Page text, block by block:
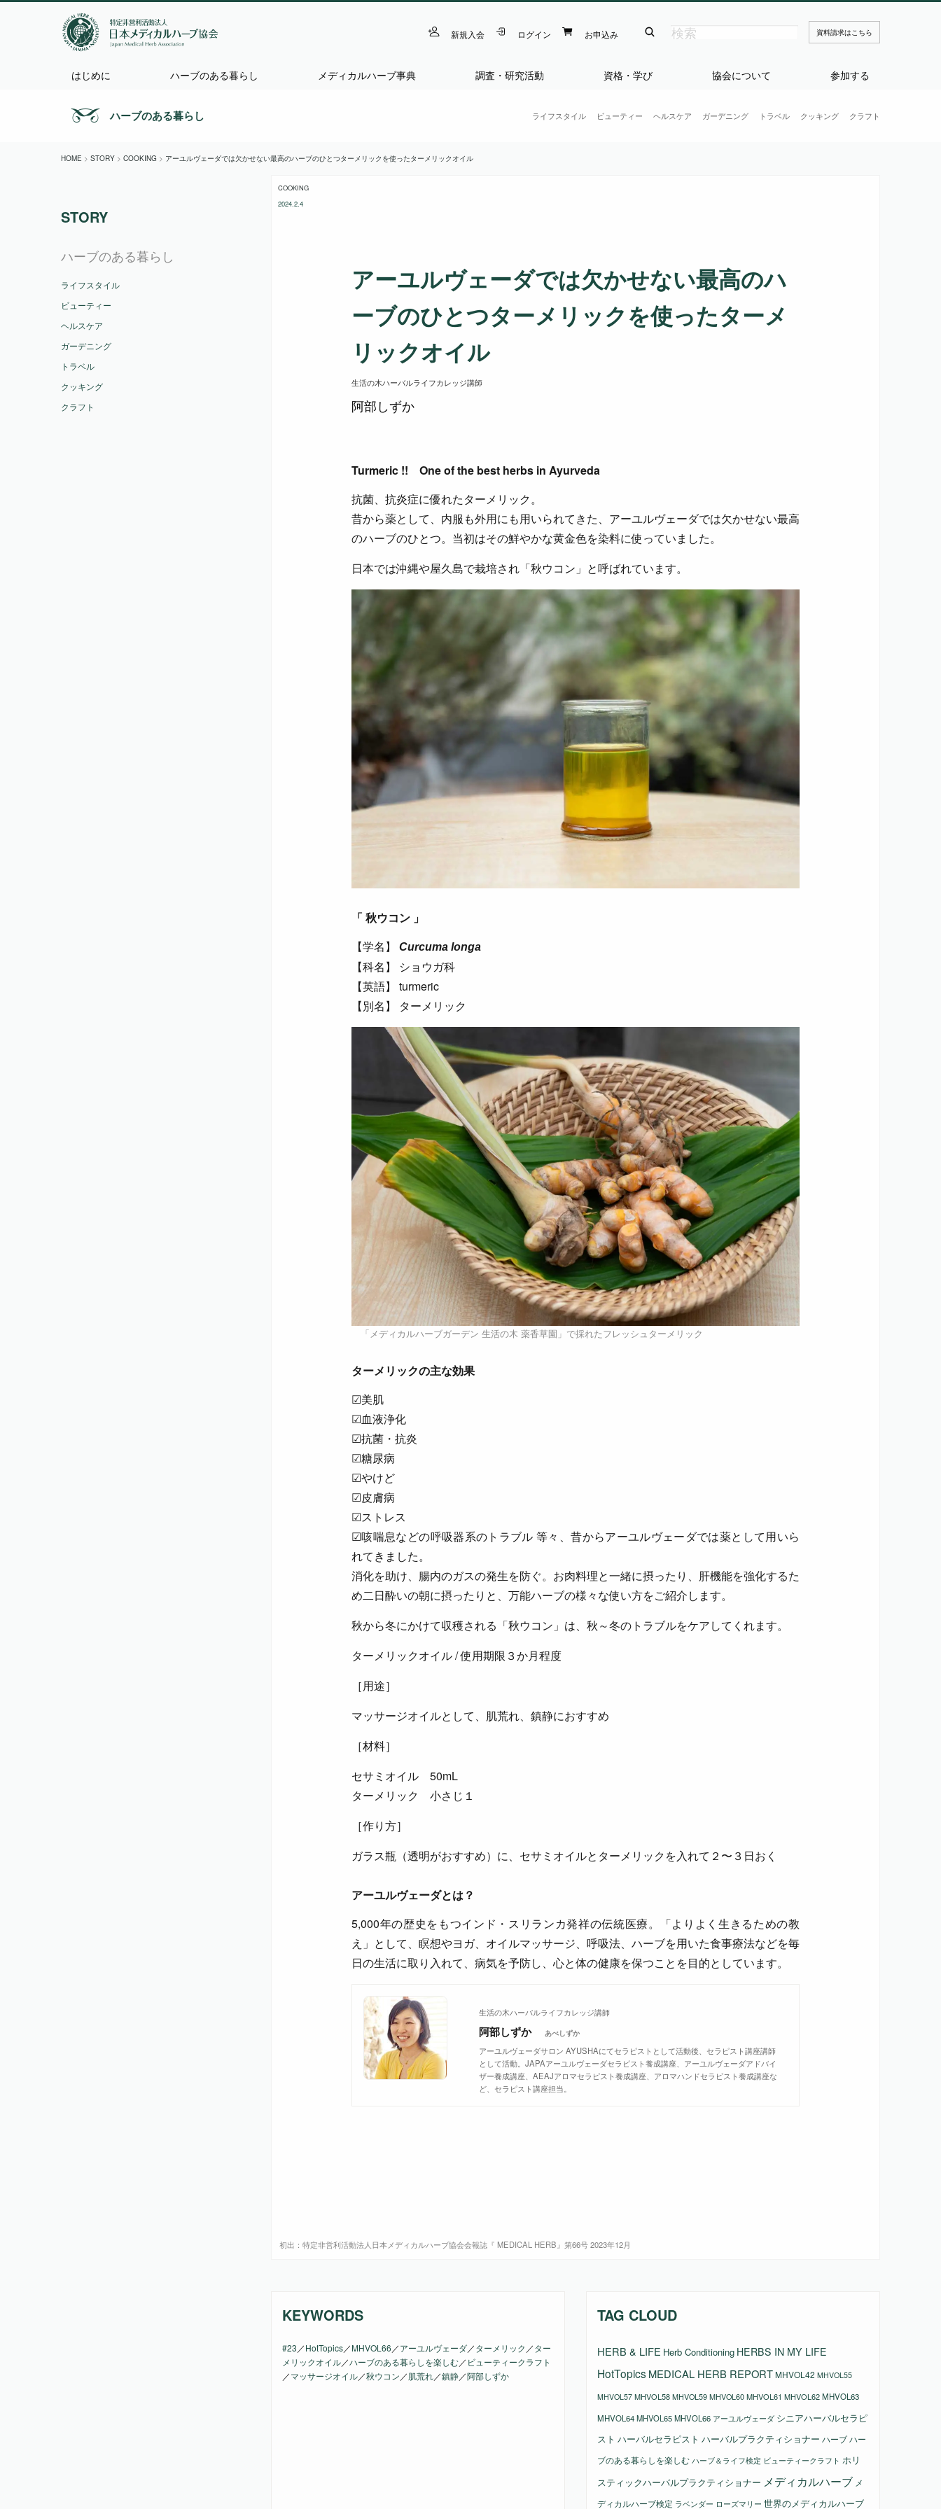
新規入会 ログイン お申込み 資料請求はこちら
はじめに ハーブのある暮らし メディカルハーブ事典 調査・研究活動 資格・学び 協会について 参加する
ハーブのある暮らし ライフスタイル ビューティー ヘルスケア ガーデニング トラベル クッキング クラフト
HOME > STORY > COOKING > アーユルヴェーダでは欠かせない最高のハーブのひとつターメリックを使ったターメリックオイル
STORY
ハーブのある暮らし
ライフスタイル
ビューティー
ヘルスケア
ガーデニング
トラベル
クッキング
クラフト
COOKING
2024.2.4
アーユルヴェーダでは欠かせない最高のハ
ーブのひとつターメリックを使ったターメ
リックオイル
生活の木ハーバルライフカレッジ講師
阿部しずか
Turmeric !! One of the best herbs in Ayurveda
抗菌、抗炎症に優れたターメリック。
昔から薬として、内服も外用にも用いられてきた、アーユルヴェーダでは欠かせない最高
のハーブのひとつ。当初はその鮮やかな黄金色を染料に使っていました。
日本では沖縄や屋久島で栽培され「秋ウコン」と呼ばれています。
「 秋ウコン 」
【学名】
Curcuma longa
【科名】 ショウガ科
【英語】 turmeric
【別名】 ターメリック
「メディカルハーブガーデン 生活の木 薬香草園」で採れたフレッシュターメリック
ターメリックの主な効果
☑美肌
☑血液浄化
☑抗菌・抗炎
☑糖尿病
☑やけど
☑皮膚病
☑ストレス
☑咳喘息などの呼吸器系のトラブル 等々、昔からアーユルヴェーダでは薬として用いら
れてきました。
消化を助け、腸内のガスの発生を防ぐ。お肉料理と一緒に摂ったり、肝機能を強化するた
め二日酔いの朝に摂ったりと、万能ハーブの様々な使い方をご紹介します。
秋から冬にかけて収穫される「秋ウコン」は、秋～冬のトラブルをケアしてくれます。
ターメリックオイル / 使用期限３か月程度
［用途］
マッサージオイルとして、肌荒れ、鎮静におすすめ
［材料］
セサミオイル 50mL
ターメリック 小さじ１
［作り方］
ガラス瓶（透明がおすすめ）に、セサミオイルとターメリックを入れて２〜３日おく
アーユルヴェーダとは？
5,000年の歴史をもつインド・スリランカ発祥の伝統医療。「よりよく生きるための教
え」として、瞑想やヨガ、オイルマッサージ、呼吸法、ハーブを用いた食事療法などを毎
日の生活に取り入れて、病気を予防し、心と体の健康を保つことを目的としています。
生活の木ハーバルライフカレッジ講師
阿部しずか あべしずか
アーユルヴェーダサロン AYUSHAにてセラピストとして活動後、セラピスト講座講師
として活動。JAPAアーユルヴェーダセラピスト養成講座、アーユルヴェーダアドバイ
ザー養成講座、AEAJアロマセラピスト養成講座、アロマハンドセラピスト養成講座な
ど、セラピスト講座担当。
初出：特定非営利活動法人日本メディカルハーブ協会会報誌『 MEDICAL HERB』第66号 2023年12月
KEYWORDS
#23 ／HotTopics／MHVOL66 ／アーユルヴェーダ／ターメリック ／ター
メリックオイル／ハーブのある暮らしを楽しむ／ ビューティークラフト
／マッサージオイル／秋ウコン ／肌荒れ／鎮静／阿部しずか
TAG CLOUD
HERB & LIFE Herb Conditioning HERBS IN MY LIFE
HotTopics MEDICAL HERB REPORTMHVOL42 MHVOL55
MHVOL57 MHVOL58 MHVOL59 MHVOL60 MHVOL61 MHVOL62MHVOL63
MHVOL64MHVOL65MHVOL66 アーユルヴェーダ シニアハーバルセラピ
スト ハーバルセラピスト ハーバルプラクティショナー ハーブハー
ブのある暮らしを楽しむ ハーブ＆ライフ検定 ビューティークラフト ホリ
スティックハーバルプラクティショナー メディカルハーブ メ
ディカルハーブ検定 ラベンダー ローズマリー 世界のメディカルハーブ